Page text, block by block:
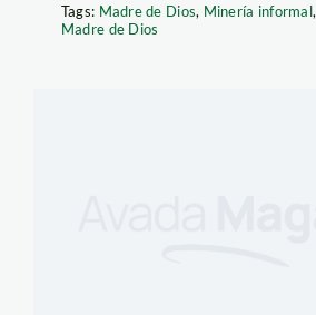
Tags: Madre de Dios, Minería informal,
Madre de Dios